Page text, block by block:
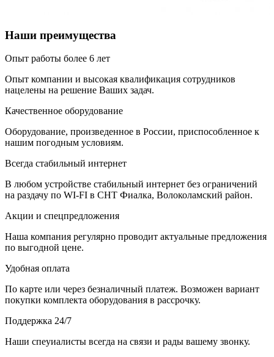
Наши преимущества
Опыт работы более 6 лет
Опыт компании и высокая квалификация сотрудников
нацелены на решение Ваших задач.
Качественное оборудование
Оборудование, произведенное в России, приспособленное к
нашим погодным условиям.
Всегда стабильный интернет
В любом устройстве стабильный интернет без ограничений
на раздачу по WI-FI в СНТ Фиалка, Волоколамский район.
Акции и спецпредложения
Наша компания регулярно проводит актуальные предложения
по выгодной цене.
Удобная оплата
По карте или через безналичный платеж. Возможен вариант
покупки комплекта оборудования в рассрочку.
Поддержка 24/7
Наши спеуиалисты всегда на связи и рады вашему звонку.